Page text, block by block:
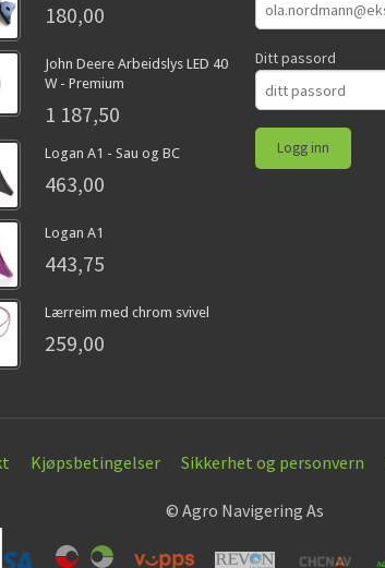
180,00
John Deere Arbeidslys LED 40
W - Premium
1 187,50
Logan A1 - Sau og BC
463,00
Logan A1
443,75
Lærreim med chrom svivel
259,00
Ditt passord
Kjøpsbetingelser Sikkerhet og personvern
© Agro Navigering As